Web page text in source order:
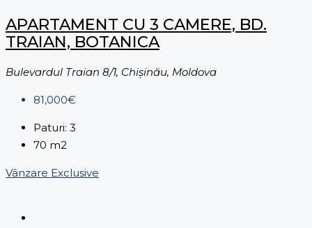
APARTAMENT CU 3 CAMERE, BD.
TRAIAN, BOTANICA
Bulevardul Traian 8/1, Chișinău, Moldova
81,000€
Paturi: 3
70 m2
Vânzare Exclusive